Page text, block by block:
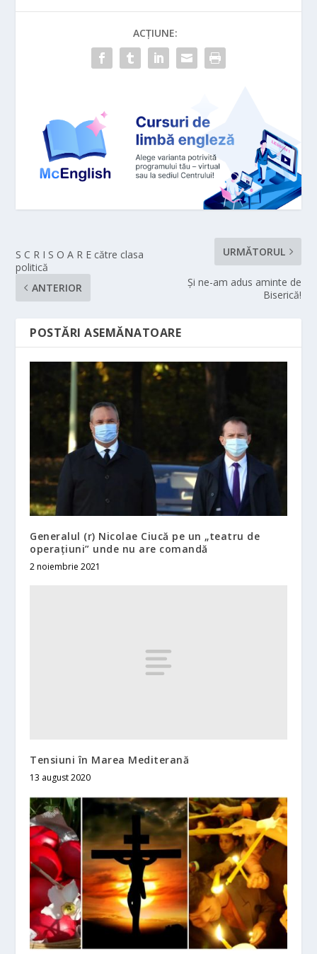
ACȚIUNE:
S C R I S O A R E către clasa
politică
ANTERIOR
URMĂTORUL
Şi ne-am adus aminte de
Biserică!
POSTĂRI ASEMĂNATOARE
Generalul (r) Nicolae Ciucă pe un „teatru de
operaţiuni” unde nu are comandă
2 noiembrie 2021
Tensiuni în Marea Mediterană
13 august 2020